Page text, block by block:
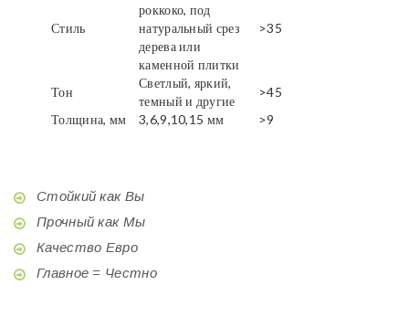
Стиль
роккоко, под
натуральный срез
дерева или
каменной плитки
>35
Тон
Светлый, яркий,
темный и другие
>45
Толщина, мм
3,6,9,10,15 мм >9
Стойкий как Вы
Прочный как Мы
Качество Евро
Главное = Честно